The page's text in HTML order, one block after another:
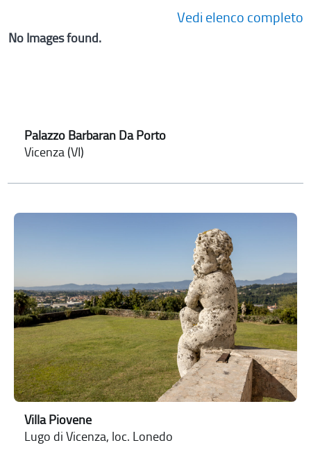
Vedi elenco completo
No Images found.
Palazzo Barbaran Da Porto
Vicenza (VI)
Villa Piovene
Lugo di Vicenza, loc. Lonedo